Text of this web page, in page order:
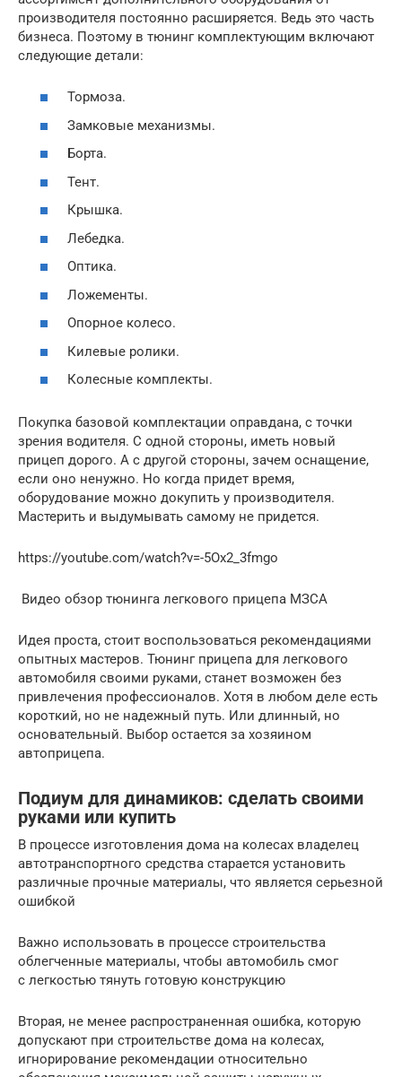
производителя постоянно расширяется. Ведь это часть
бизнеса. Поэтому в тюнинг комплектующим включают
следующие детали:
Тормоза.
Замковые механизмы.
Борта.
Тент.
Крышка.
Лебедка.
Оптика.
Ложементы.
Опорное колесо.
Килевые ролики.
Колесные комплекты.
Покупка базовой комплектации оправдана, с точки
зрения водителя. С одной стороны, иметь новый
прицеп дорого. А с другой стороны, зачем оснащение,
если оно ненужно. Но когда придет время,
оборудование можно докупить у производителя.
Мастерить и выдумывать самому не придется.
https://youtube.com/watch?v=-5Ox2_3fmgo
Видео обзор тюнинга легкового прицепа МЗСА
Идея проста, стоит воспользоваться рекомендациями
опытных мастеров. Тюнинг прицепа для легкового
автомобиля своими руками, станет возможен без
привлечения профессионалов. Хотя в любом деле есть
короткий, но не надежный путь. Или длинный, но
основательный. Выбор остается за хозяином
автоприцепа.
Подиум для динамиков: сделать своими
руками или купить
В процессе изготовления дома на колесах владелец
автотранспортного средства старается установить
различные прочные материалы, что является серьезной
ошибкой
Важно использовать в процессе строительства
облегченные материалы, чтобы автомобиль смог
с легкостью тянуть готовую конструкцию
Вторая, не менее распространенная ошибка, которую
допускают при строительстве дома на колесах,
игнорирование рекомендации относительно